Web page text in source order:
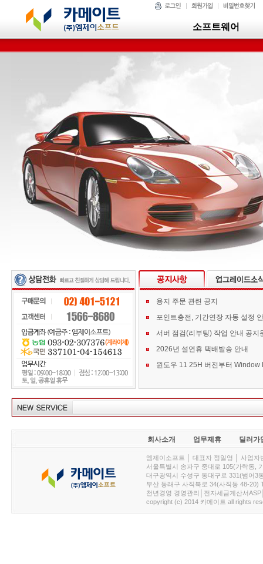
소프트웨어
용지 주문 관련 공지
포인트충전, 기간연장 자동 설정
서버 점검(리부팅) 작업 안내 공지
2026년 설연휴 택배발송 안내
회사소개 업무제휴 딜러가
엠제이소프트 │ 대표자 정일영 │ 사업
서울특별시 송파구 중대로 105(가락동,
대구광역시 수성구 동대구로 331(범어3
부산 동래구 사직북로 34(사직동 48-20)
천년경영 경영관리│전자세금계산서
copyright (c) 2014 카메이트 all rights